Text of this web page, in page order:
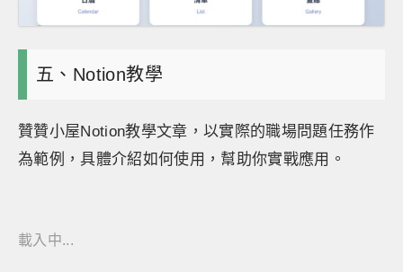
五、Notion教學
贊贊小屋Notion教學文章，以實際的職場問題任務作
為範例，具體介紹如何使用，幫助你實戰應用。
載入中...